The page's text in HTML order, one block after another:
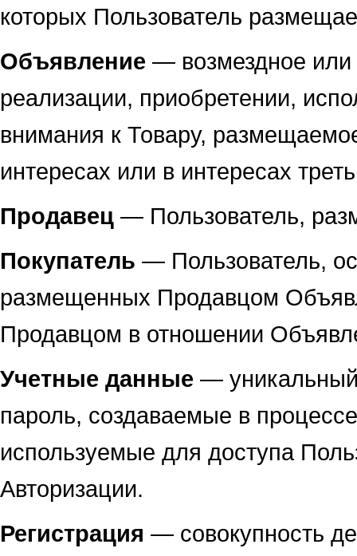
которых Пользователь
Объявление — возмездное или
реализации, приобретении,
внимания к Товару,
интересах или в интересах
Продавец — Пользователь,
Покупатель — Пользователь,
размещенных Продавцом
Продавцом в отношении
Учетные данные — уникальный
пароль, создаваемые в
используемые для доступа
Авторизации.
Регистрация — совокупность